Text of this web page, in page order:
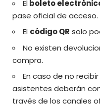
Elboleto
pase oficial de acceso.
El código QR solo
No existen
compra.
En caso de no
asistentes deberán
través de los canales